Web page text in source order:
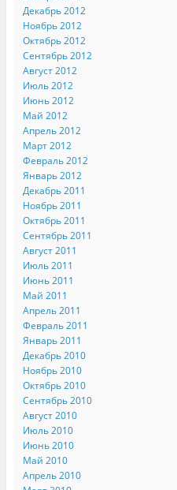
Декабрь 2012
Ноябрь 2012
Октябрь 2012
Сентябрь 2012
Август 2012
Июль 2012
Июнь 2012
Май 2012
Апрель 2012
Март 2012
Февраль 2012
Январь 2012
Декабрь 2011
Ноябрь 2011
Октябрь 2011
Сентябрь 2011
Август 2011
Июль 2011
Июнь 2011
Май 2011
Апрель 2011
Февраль 2011
Январь 2011
Декабрь 2010
Ноябрь 2010
Октябрь 2010
Сентябрь 2010
Август 2010
Июль 2010
Июнь 2010
Май 2010
Апрель 2010